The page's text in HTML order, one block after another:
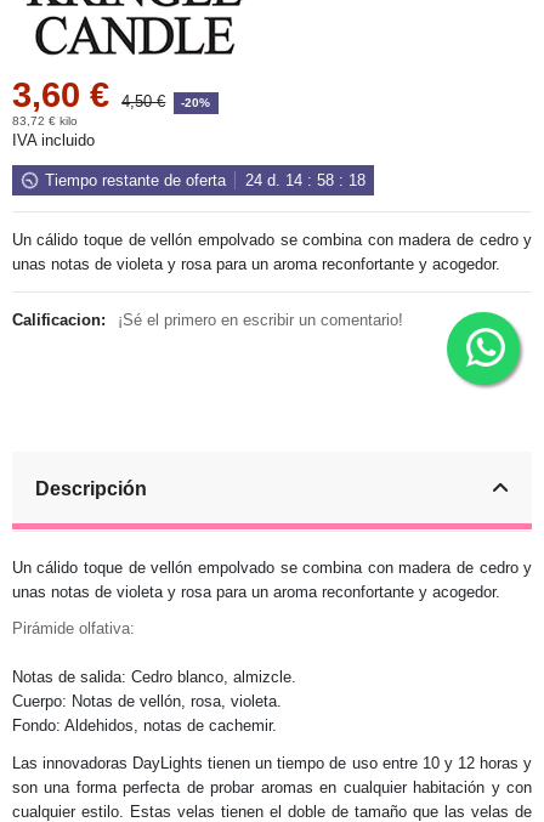
3,60 € 4,50 €
-20%
83,72 € kilo
IVA incluido
Tiempo restante de oferta 24d. 14: 58: 18
Un cálido toque de vellón empolvado se combina con madera de cedro y
unas notas de violeta y rosa para un aroma reconfortante y acogedor.
Calificacion: ¡Sé el primero en escribir un comentario!
Descripción
Un cálido toque de vellón empolvado se combina con madera de cedro y
unas notas de violeta y rosa para un aroma reconfortante y acogedor.
Pirámide olfativa:
Notas de salida: Cedro blanco, almizcle.
Cuerpo: Notas de vellón, rosa, violeta.
Fondo: Aldehidos, notas de cachemir.
Las innovadoras DayLights tienen un tiempo de uso entre 10 y 12 horas y
son una forma perfecta de probar aromas en cualquier habitación y con
cualquier estilo. Estas velas tienen el doble de tamaño que las velas de